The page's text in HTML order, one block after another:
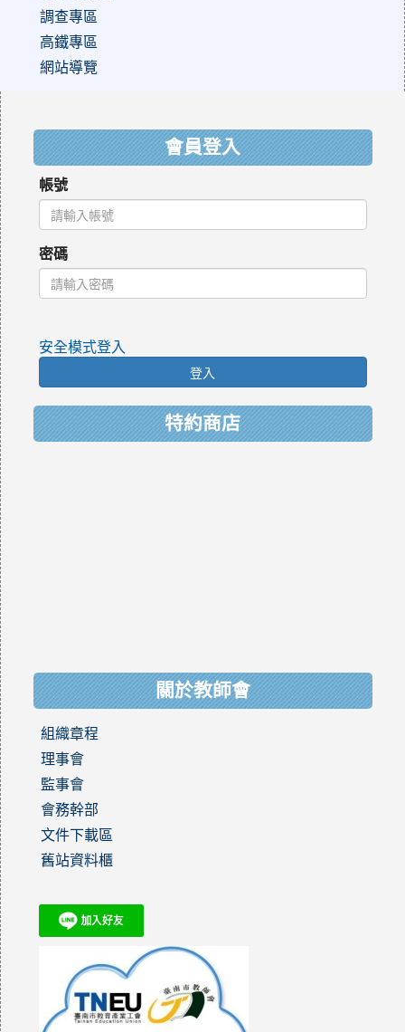
調查專區
高鐵專區
網站導覽
會員登入
帳號
密碼
安全模式登入
登入
特約商店
關於教師會
組織章程
理事會
監事會
會務幹部
文件下載區
舊站資料櫃